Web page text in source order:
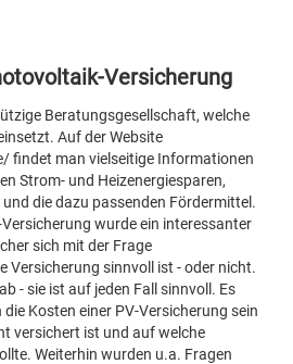
Versicherung
Beratungsgesellschaft, welche
Auf der Website
findet man vielseitige Informationen
Strom- und Heizenergiesparen,
die dazu passenden Fördermittel.
wurde ein interessanter
sich mit der Frage
Versicherung sinnvoll ist - oder nicht.
- sie ist auf jeden Fall sinnvoll. Es
Kosten einer PV-Versicherung sein
versichert ist und auf welche
Weiterhin wurden u.a. Fragen